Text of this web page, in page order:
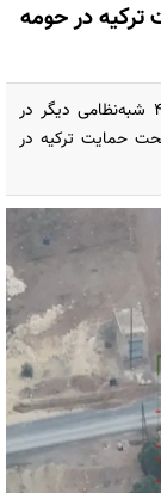
ترکیه در حومه
SDF از کشته شدن ۱۷ شبه‌نظامی و مجروح شدن ۴۰ شبه‌نظامی دیگر در
حمایت ترکیه در